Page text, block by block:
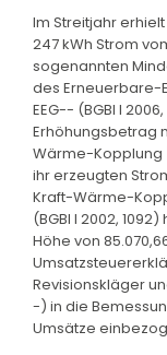
Im Streitjahr
247 kWh Strom
sogenannten
des Erneuerbare-
EEG-- (BGBl I
Erhöhungsbetrag
Wärme-Kopplung
ihr erzeugten
Kraft-Wärme-
(BGBl I 2002,
Höhe von
Revisionskläger
-) in die
Umsätze